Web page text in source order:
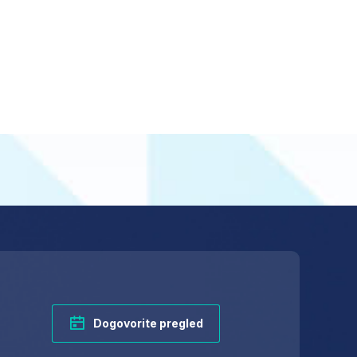
Dogovorite pregled